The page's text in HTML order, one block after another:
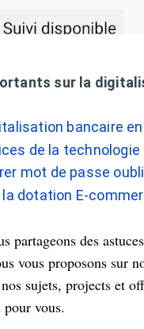
sur la
bancaire
de la
mot de passe
dotation E-
partageons des
vous proposons sur
sujets, projects et
vous.